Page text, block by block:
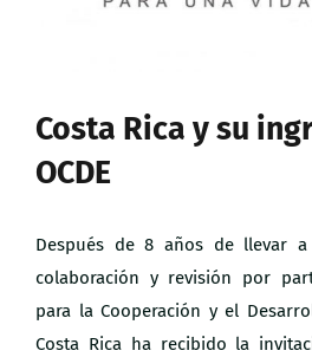
Costa Rica y su
OCDE
Después de 8 años de llevar
colaboración y revisión por
para la Cooperación y el
Costa Rica ha recibido la